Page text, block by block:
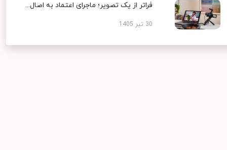
فراتر از یک تصویر؛ ماجرای اعتماد به اصال...
30 تیر 1405